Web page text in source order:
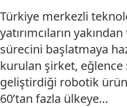
Türkiye merkezli
yatırımcıların
sürecini başlatmaya
kurulan şirket,
geliştirdiği robotik
60’tan fazla ülkeye…